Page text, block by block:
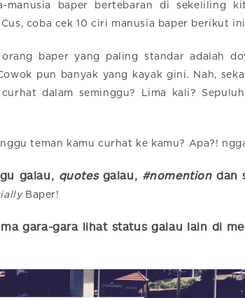
manusia baper bertebaran di sekeliling
coba cek 10 ciri manusia baper berikut
baper yang paling standar adalah
pun banyak yang kayak gini. Nah,
dalam seminggu? Lima kali?
teman kamu curhat ke kamu? Apa?!
galau, quotesgalau, #nomentiondan
Baper!
gara-gara lihat status galau lain di